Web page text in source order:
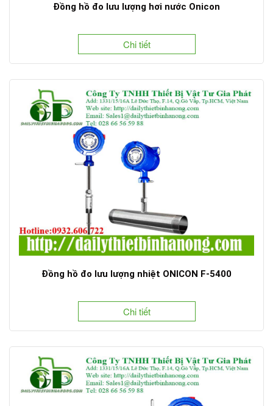
Đồng hồ đo lưu lượng hơi nước Onicon
Chi tiết
Đồng hồ đo lưu lượng nhiệt ONICON F-5400
Chi tiết